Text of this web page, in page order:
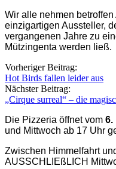
Wir alle nehmen
einzigartigen Aussteller,
vergangenen Jahre zu
Mützingenta werden ließ.
Beitragsnavigation
Vorheriger Beitrag:
Hot Birds fallen leider aus
Nächster Beitrag:
„Cirque surreal“ – die
Die Pizzeria öffnet vom 6.
und Mittwoch ab 17 Uhr
Zwischen Himmelfahrt
AUSSCHLIEßLICH